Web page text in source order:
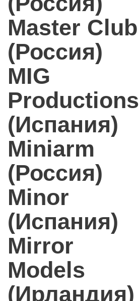
Master Club
(Россия)
MIG
Productions
(Испания)
Miniarm
(Россия)
Minor
(Испания)
Mirror
Models
(Ирландия)